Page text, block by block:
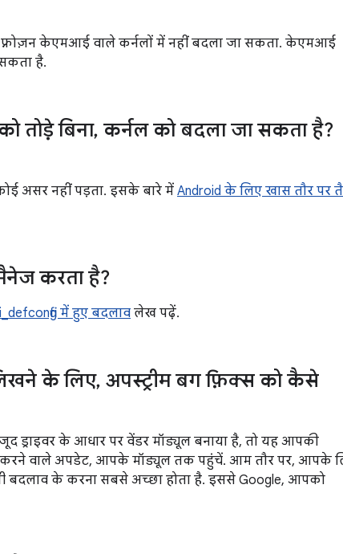
केएमआई वाले कर्नलों में नहीं बदला जा सकता. केएमआई
है.
तोड़े बिना, कर्नल को बदला जा सकता है?
असर नहीं पड़ता. इसके बारे में Android के लिए खास तौर पर
करता है?
में हुए बदलाव लेख पढ़ें.
के लिए, अपस्ट्रीम बग फ़िक्स को कैसे
ड्राइवर के आधार पर वेंडर मॉड्यूल बनाया है, तो यह आपकी
करने वाले अपडेट, आपके मॉड्यूल तक पहुंचें. आम तौर पर, आपके
बदलाव के करना सबसे अच्छा होता है. इससे Google, आपको